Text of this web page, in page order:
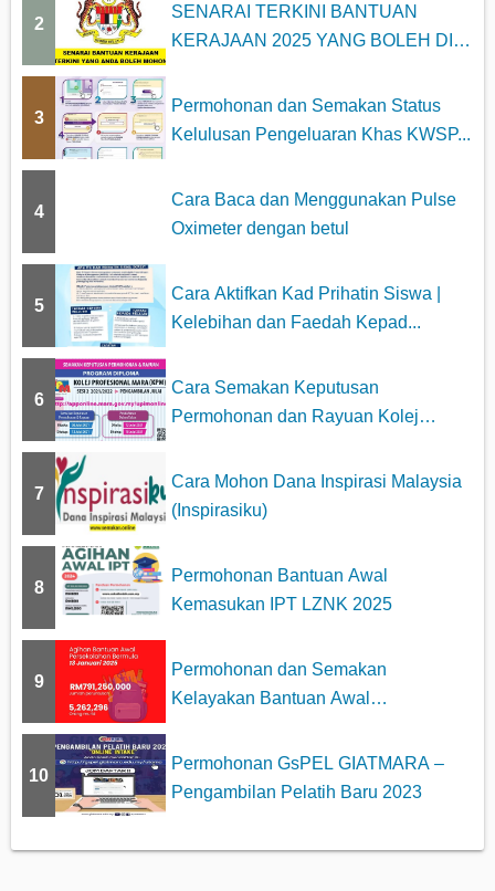
2
SENARAI TERKINI BANTUAN
KERAJAAN 2025 YANG BOLEH DI
3
Permohonan dan Semakan Status
Kelulusan Pengeluaran Khas KWSP...
4
Cara Baca dan Menggunakan Pulse
Oximeter dengan betul
5
Cara Aktifkan Kad Prihatin Siswa |
Kelebihan dan Faedah Kepad...
6
Cara Semakan Keputusan
Permohonan dan Rayuan Kolej
7
Cara Mohon Dana Inspirasi Malaysia
(Inspirasiku)
8
Permohonan Bantuan Awal
Kemasukan IPT LZNK 2025
9
Permohonan dan Semakan
Kelayakan Bantuan Awal
10
Permohonan GsPEL GIATMARA –
Pengambilan Pelatih Baru 2023